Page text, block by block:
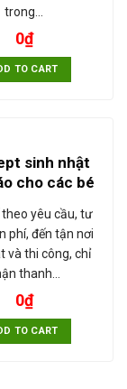
trong…
0₫
TO CART
sinh nhật
cho các bé
theo yêu cầu, tư
phí, đến tận nơi
và thi công, chỉ
thanh…
0₫
TO CART